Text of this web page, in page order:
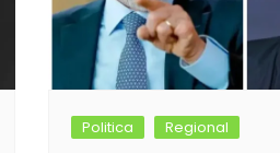
Politica Regional